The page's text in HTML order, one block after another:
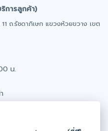
นโดยตรง
ต / เดบิต
Banking
Service
การลูกค้า)
ถ.รัชดาภิเษก แขวงห้วยขวาง เขต
น.
มะเร็ง (ไทย & English)